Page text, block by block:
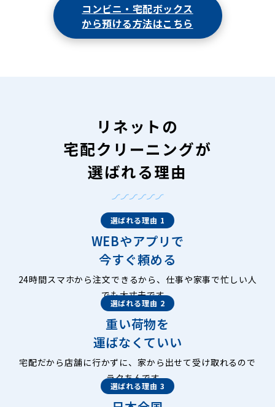
コンビニ・宅配ボックス
から預ける方法はこちら
リネットの
宅配クリーニングが
選ばれる理由
選ばれる理由 1
WEBやアプリで
今すぐ頼める
24時間スマホから注文できるから、仕事や家事で忙しい人
でも大丈夫です。
選ばれる理由 2
重い荷物を
運ばなくていい
宅配だから店舗に行かずに、家から出せて受け取れるので
ラクちんです。
選ばれる理由 3